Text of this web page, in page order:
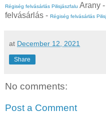
Régiség felvásárlás Pilisjászfalu Arany
felvásárlás - Régiség felvásárlás
at December 12, 2021
Share
No comments:
Post a Comment